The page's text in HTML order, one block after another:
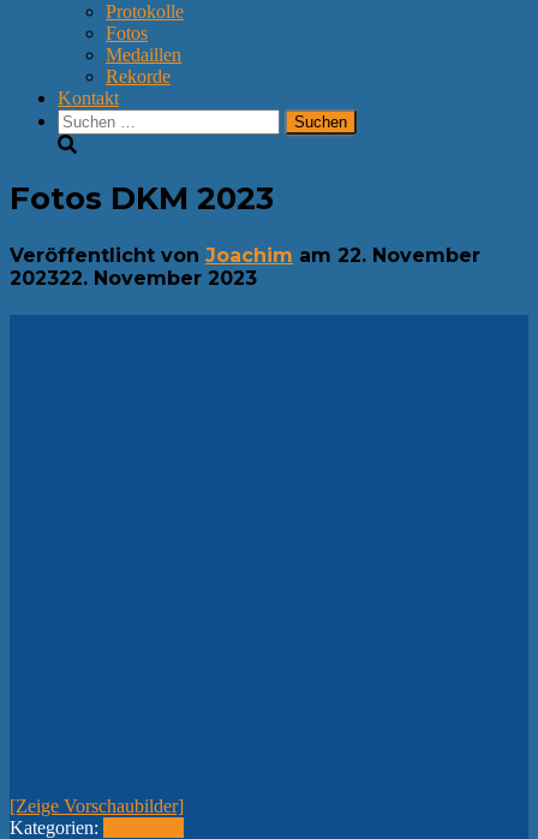
Protokolle
Fotos
Medaillen
Rekorde
Kontakt
Suchen
nach:
Fotos DKM 2023
Veröffentlicht von Joachim am 22. November
202322. November 2023
[Zeige Vorschaubilder]
Kategorien: